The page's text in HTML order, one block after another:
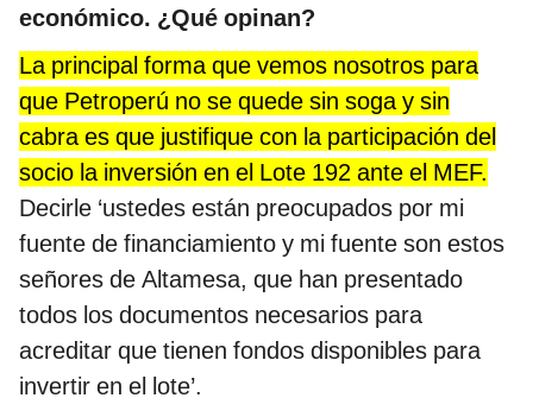
económico. ¿Qué opinan?
La principal forma que vemos nosotros para
que Petroperú no se quede sin soga y sin
cabra es que justifique con la participación del
socio la inversión en el Lote 192 ante el MEF.
Decirle ‘ustedes están preocupados por mi
fuente de financiamiento y mi fuente son estos
señores de Altamesa, que han presentado
todos los documentos necesarios para
acreditar que tienen fondos disponibles para
invertir en el lote’.